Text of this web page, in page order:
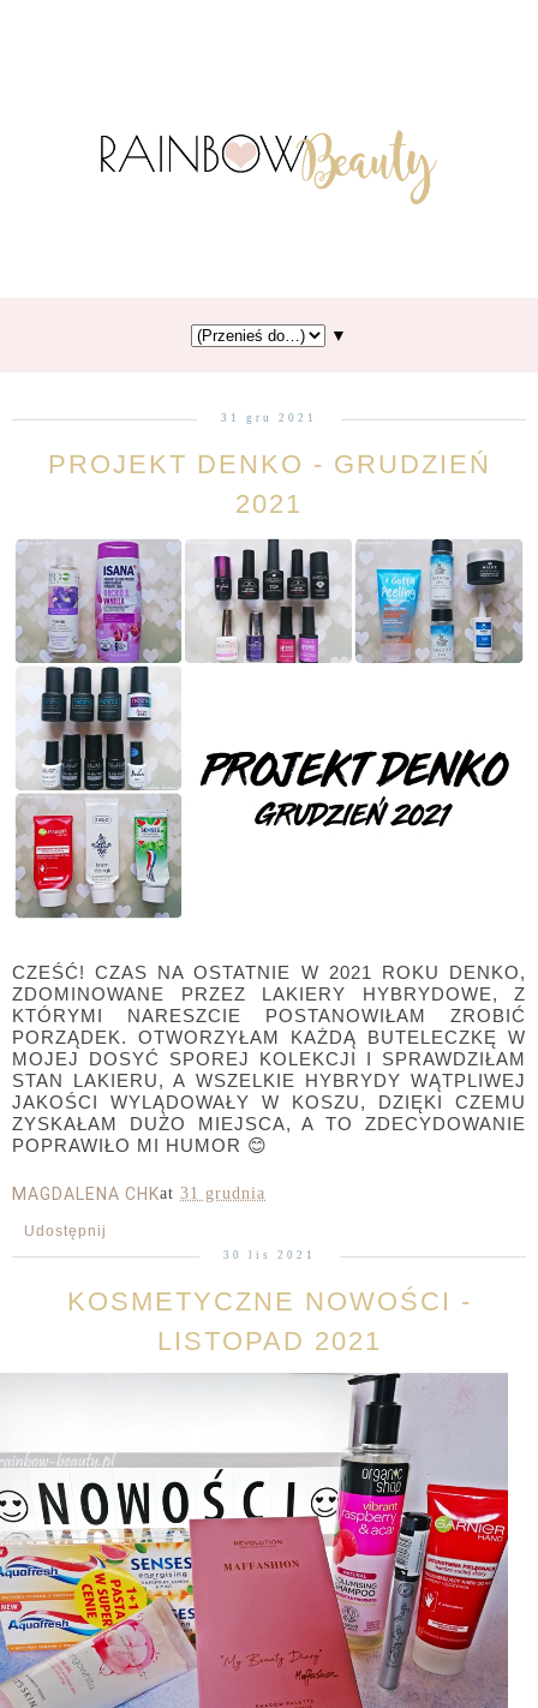
▼
31 gru 2021
PROJEKT DENKO - GRUDZIEŃ
2021
CZEŚĆ! CZAS NA OSTATNIE W 2021 ROKU DENKO,
ZDOMINOWANE PRZEZ LAKIERY HYBRYDOWE, Z
KTÓRYMI NARESZCIE POSTANOWIŁAM ZROBIĆ
PORZĄDEK. OTWORZYŁAM KAŻDĄ BUTELECZKĘ W
MOJEJ DOSYĆ SPOREJ KOLEKCJI I SPRAWDZIŁAM
STAN LAKIERU, A WSZELKIE HYBRYDY WĄTPLIWEJ
JAKOŚCI WYLĄDOWAŁY W KOSZU, DZIĘKI CZEMU
ZYSKAŁAM DUŻO MIEJSCA, A TO ZDECYDOWANIE
POPRAWIŁO MI HUMOR 😊
MAGDALENA CHKat 31 grudnia
Udostępnij
30 lis 2021
KOSMETYCZNE NOWOŚCI -
LISTOPAD 2021